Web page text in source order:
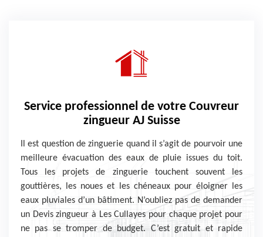
Service professionnel de votre Couvreur
zingueur AJ Suisse
Il est question de zinguerie quand il s’agit de pourvoir une
meilleure évacuation des eaux de pluie issues du toit.
Tous les projets de zinguerie touchent souvent les
gouttières, les noues et les chéneaux pour éloigner les
eaux pluviales d’un bâtiment. N’oubliez pas de demander
un Devis zingueur à Les Cullayes pour chaque projet pour
ne pas se tromper de budget. C’est gratuit et rapide